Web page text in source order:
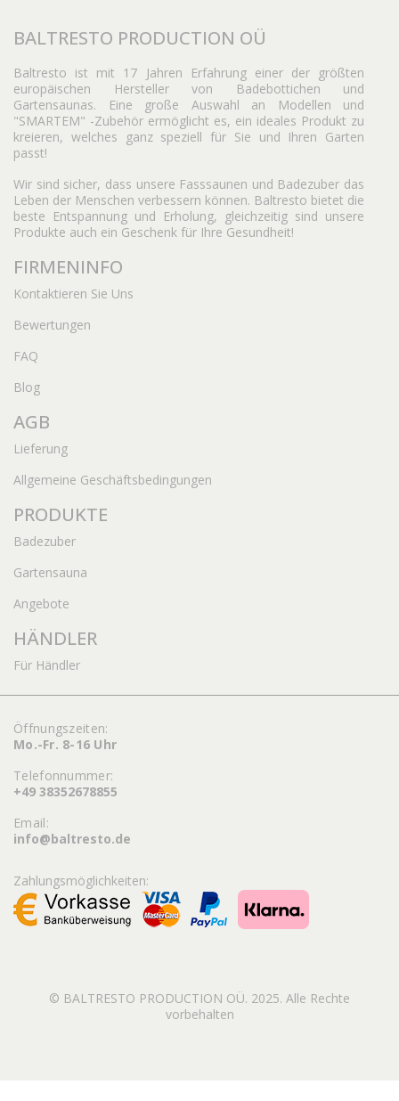
BALTRESTO PRODUCTION OÜ
Baltresto ist mit 17 Jahren Erfahrung einer der größten
europäischen Hersteller von Badebottichen und
Gartensaunas. Eine große Auswahl an Modellen und
"SMARTEM" -Zubehör ermöglicht es, ein ideales Produkt zu
kreieren, welches ganz speziell für Sie und Ihren Garten
passt!
Wir sind sicher, dass unsere Fasssaunen und Badezuber das
Leben der Menschen verbessern können. Baltresto bietet die
beste Entspannung und Erholung, gleichzeitig sind unsere
Produkte auch ein Geschenk für Ihre Gesundheit!
FIRMENINFO
Kontaktieren Sie Uns
Bewertungen
FAQ
Blog
AGB
Lieferung
Allgemeine Geschäftsbedingungen
PRODUKTE
Badezuber
Gartensauna
Angebote
HÄNDLER
Für Händler
Öffnungszeiten:
Mo.-Fr. 8-16 Uhr
Telefonnummer:
+49 38352678855
Email:
info@baltresto.de
Zahlungsmöglichkeiten:
© BALTRESTO PRODUCTION OÜ. 2025. Alle Rechte
vorbehalten